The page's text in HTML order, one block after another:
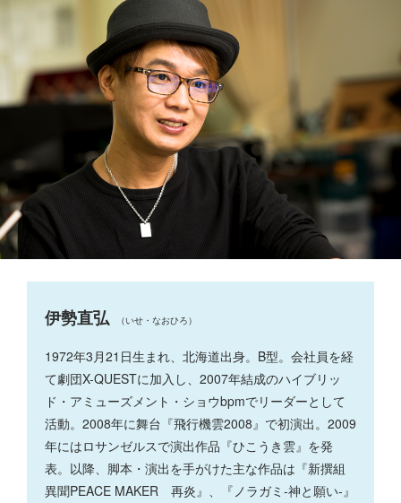
伊勢直弘 （いせ・なおひろ）
1972年3月21日生まれ、北海道出身。B型。会社員を経
て劇団X-QUESTに加入し、2007年結成のハイブリッ
ド・アミューズメント・ショウbpmでリーダーとして
活動。2008年に舞台『飛行機雲2008』で初演出。2009
年にはロサンゼルスで演出作品『ひこうき雲』を発
表。以降、脚本・演出を手がけた主な作品は『新撰組
異聞PEACE MAKER 再炎』、『ノラガミ-神と願い-』